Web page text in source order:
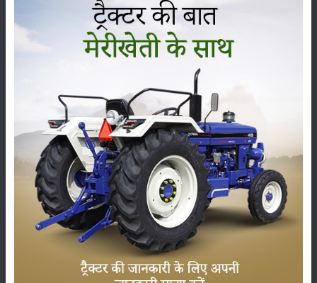
कृषि यंत्र
सम्पादकीय अन्य
लाड़ली बहना योजना की 36वीं किस्त जारी, करोड़ों महिलाओं के
खातों में पहुंचे 1500 रुपये
16-May-2026
ट्रैक्टर बिक्री में महिंद्रा ने अप्रैल 2026 में दर्ज की 20% से
अधिक वृद्धि
01-May-2026